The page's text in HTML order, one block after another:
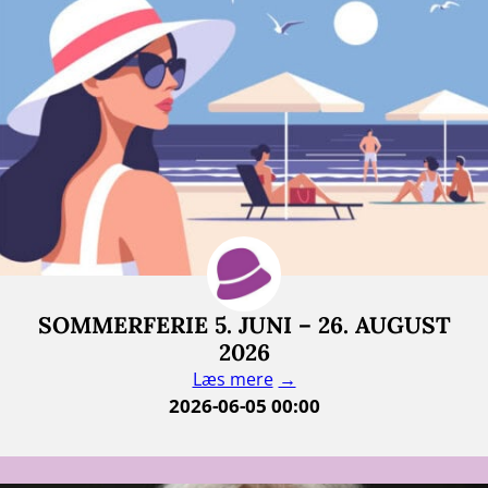
SOMMERFERIE 5. JUNI – 26. AUGUST
2026
Læs mere
2026-06-05 00:00